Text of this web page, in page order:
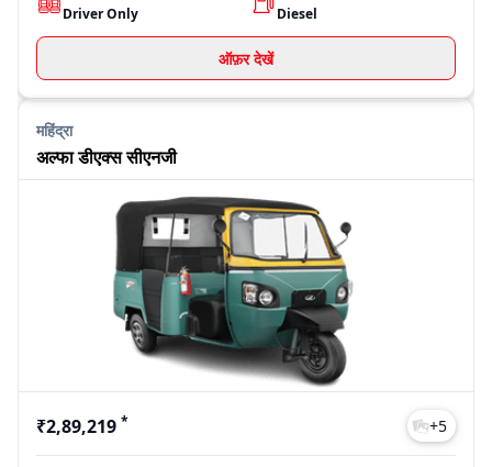
Driver Only
Diesel
ऑफ़र देखें
महिंद्रा
अल्फा डीएक्स सीएनजी
₹2,89,219 * +5